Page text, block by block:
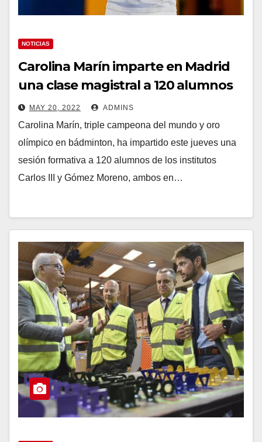
NOTICIAS
Carolina Marín imparte en Madrid
una clase magistral a 120 alumnos
MAY 20, 2022 ADMINS
Carolina Marín, triple campeona del mundo y oro
olímpico en bádminton, ha impartido este jueves una
sesión formativa a 120 alumnos de los institutos
Carlos III y Gómez Moreno, ambos en…